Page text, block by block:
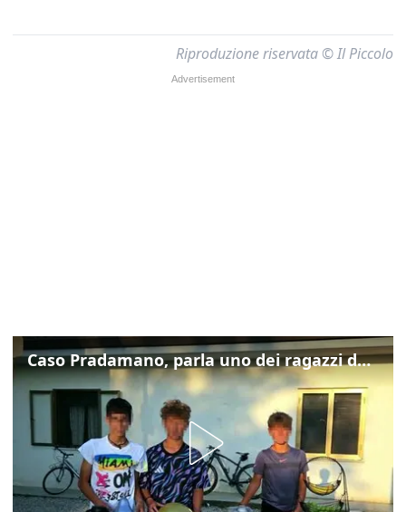
Riproduzione riservata © Il Piccolo
Caso Pradamano, parla uno dei ragazzi denunciati per la limonata: "Volevo anche aiutare i miei"